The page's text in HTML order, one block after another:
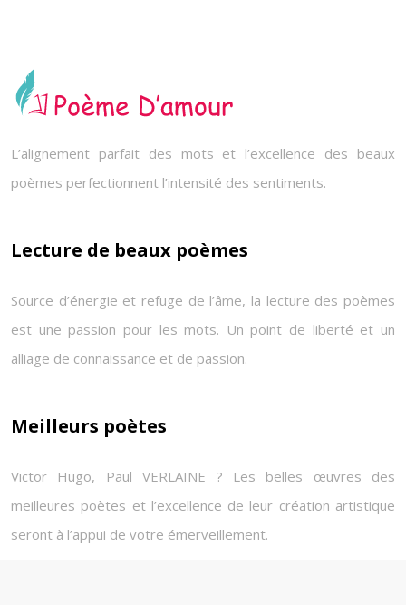
L’alignement parfait des mots et l’excellence des beaux
poèmes perfectionnent l’intensité des sentiments.
Lecture de beaux poèmes
Source d’énergie et refuge de l’âme, la lecture des poèmes
est une passion pour les mots. Un point de liberté et un
alliage de connaissance et de passion.
Meilleurs poètes
Victor Hugo, Paul VERLAINE ? Les belles œuvres des
meilleures poètes et l’excellence de leur création artistique
seront à l’appui de votre émerveillement.